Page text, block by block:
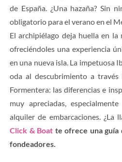
de España. ¿Una hazaña? Sin
obligatorio para el verano en el
El archipiélago deja huella en la
ofreciéndoles una experiencia
en una nueva isla. La impetuosa
oda al descubrimiento a
Formentera: las diferencias e
muy apreciadas,
alquiler de embarcaciones. ¿La
Click & Boat te ofrece una guía
fondeadores.